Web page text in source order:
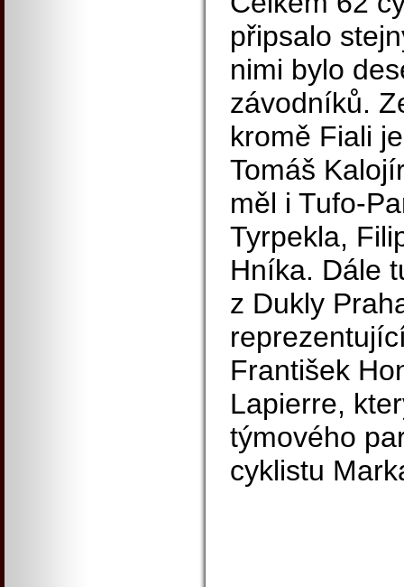
připsalo
nimi bylo
závodníků.
kromě Fiali
Tomáš
měl i Tufo-
Tyrpekla,
Hníka. Dále
z Dukly
František
Lapierre,
týmového
cyklistu